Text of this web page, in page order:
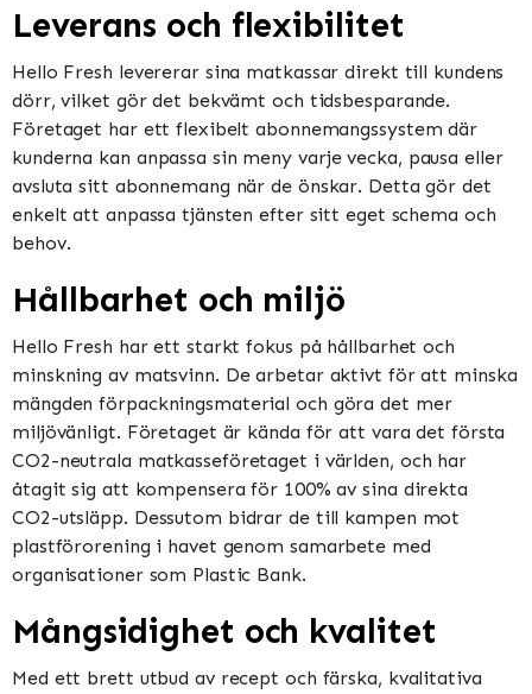
Leverans och flexibilitet
Hello Fresh levererar sina matkassar direkt till kundens
dörr, vilket gör det bekvämt och tidsbesparande.
Företaget har ett flexibelt abonnemangssystem där
kunderna kan anpassa sin meny varje vecka, pausa eller
avsluta sitt abonnemang när de önskar. Detta gör det
enkelt att anpassa tjänsten efter sitt eget schema och
behov.
Hållbarhet och miljö
Hello Fresh har ett starkt fokus på hållbarhet och
minskning av matsvinn. De arbetar aktivt för att minska
mängden förpackningsmaterial och göra det mer
miljövänligt. Företaget är kända för att vara det första
CO2-neutrala matkasseföretaget i världen, och har
åtagit sig att kompensera för 100% av sina direkta
CO2-utsläpp. Dessutom bidrar de till kampen mot
plastförorening i havet genom samarbete med
organisationer som Plastic Bank.
Mångsidighet och kvalitet
Med ett brett utbud av recept och färska, kvalitativa